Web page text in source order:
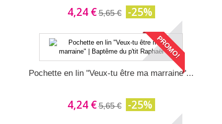
4,24 € 5,65 € -25%
PROMO!
Pochette en lin "Veux-tu être ma marraine"...
4,24 € 5,65 € -25%